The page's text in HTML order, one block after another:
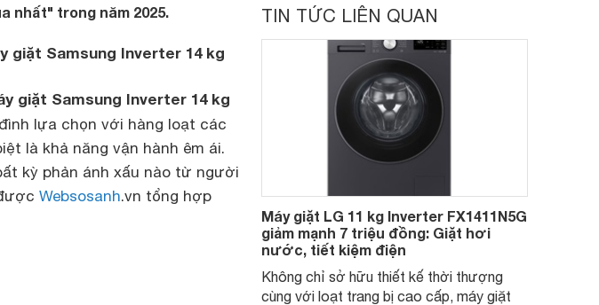
nhất" trong năm 2025.
giặt Samsung Inverter 14 kg
giặt Samsung Inverter 14 kg
lựa chọn với hàng loạt các
là khả năng vận hành êm ái.
kỳ phản ánh xấu nào từ người
Websosanh.vn tổng hợp
TIN TỨC LIÊN QUAN
Máy giặt LG 11 kg Inverter FX1411N5G
giảm mạnh 7 triệu đồng: Giặt hơi
nước, tiết kiệm điện
Không chỉ sở hữu thiết kế thời thượng
cùng với loạt trang bị cao cấp, máy giặt